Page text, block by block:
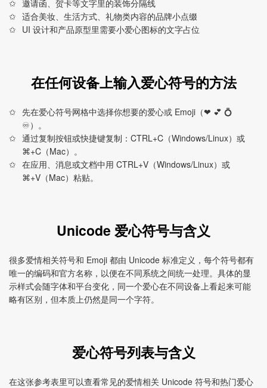
邀请函、贺卡等文字里的装饰分隔线
适合美妆、生活方式、礼物类内容的品牌小点缀
UI 设计和产品原型里需要小爱心图标的文字占位
在任何设备上输入爱心符号的方法
先在爱心符号网格中选择你想要的爱心或 Emoji（❤ 💕 💍
♾）。
通过复制按钮或快捷键复制：CTRL+C（Windows/Linux）或
⌘+C（Mac）。
在应用、消息或文档中用 CTRL+V（Windows/Linux）或
⌘+V（Mac）粘贴。
Unicode 爱心符号与含义
很多爱情相关符号和 Emoji 都由 Unicode 标准定义，每个符号都有
唯一的编码和官方名称，以便在不同系统之间统一处理。具体的显
示样式会随字体和平台变化，同一个爱心在不同设备上看起来可能
略有区别，但本质上仍然是同一个字符。
爱心符号列表与含义
在这张参考表里可以查看常见的爱情相关 Unicode 符号和热门爱心